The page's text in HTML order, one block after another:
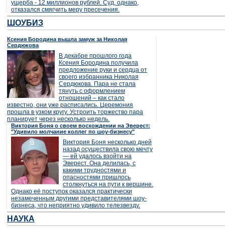
ущерба - 12 миллионов рублей. Суд, однако,
отказался смягчить меру пресечения.
ШОУБИЗ
Ксения Бородина вышла замуж за Николая
Сердюкова
В декабре прошлого года
Ксения Бородина получила
предложение руки и сердца от
своего избранника Николая
Сердюкова. Пара не стала
тянуть с оформлением
отношений – как стало
известно, они уже расписались. Церемония
прошла в узком кругу. Устроить торжество пара
планирует через несколько недель.
Виктория Боня о своем восхождении на Эверест:
"Удивило молчание коллег по шоу-бизнесу"
Виктория Боня несколько дней
назад осуществила свою мечту
— ей удалось взойти на
Эверест. Она делилась, с
какими трудностями и
опасностями пришлось
столкнуться на пути к вершине.
Однако её поступок оказался практически
незамеченным другими представителями шоу-
бизнеса, что неприятно удивило телезвезду.
НАУКА